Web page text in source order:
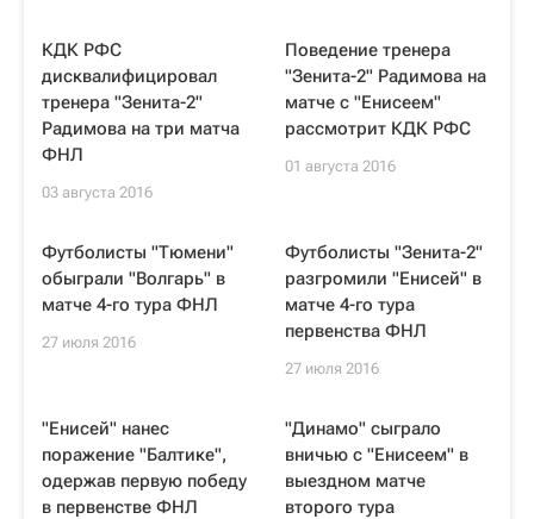
КДК РФС
дисквалифицировал
тренера "Зенита-2"
Радимова на три матча
ФНЛ
03 августа 2016
Поведение тренера
"Зенита-2" Радимова на
матче с "Енисеем"
рассмотрит КДК РФС
01 августа 2016
Футболисты "Тюмени"
обыграли "Волгарь" в
матче 4-го тура ФНЛ
27 июля 2016
Футболисты "Зенита-2"
разгромили "Енисей" в
матче 4-го тура
первенства ФНЛ
27 июля 2016
"Енисей" нанес
поражение "Балтике",
одержав первую победу
в первенстве ФНЛ
"Динамо" сыграло
вничью с "Енисеем" в
выездном матче
второго тура